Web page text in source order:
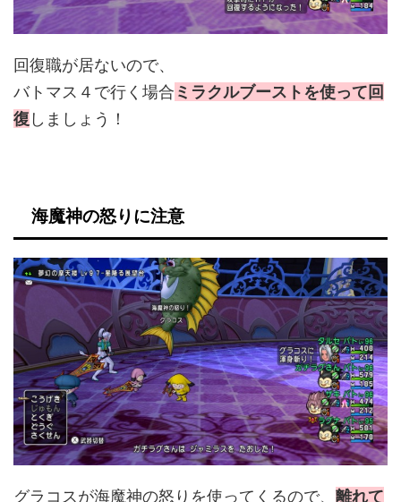
回復職が居ないので、
バトマス４で行く場合 ミラクルブーストを使って回
復 しましょう！
海魔神の怒りに注意
グラコスが海魔神の怒りを使ってくるので、 離れて